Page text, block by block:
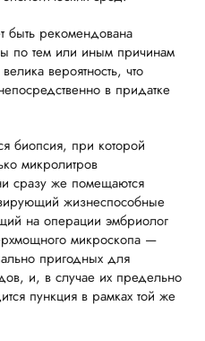
быть рекомендована
по тем или иным причинам
вероятность, что
в придатке
биопсия, при которой
микролитров
сразу же помещаются
жизнеспособные
на операции эмбриолог
микроскопа —
пригодных для
и, в случае их предельно
пункция в рамках той же